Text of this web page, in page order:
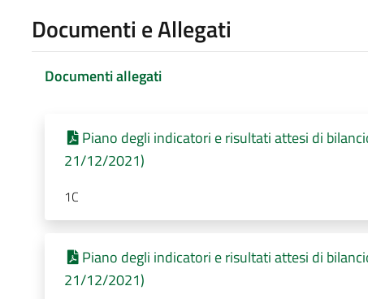
Documenti e Allegati
Documenti allegati
Piano degli indicatori e risultati attesi di
21/12/2021)
1C
Piano degli indicatori e risultati attesi di
21/12/2021)